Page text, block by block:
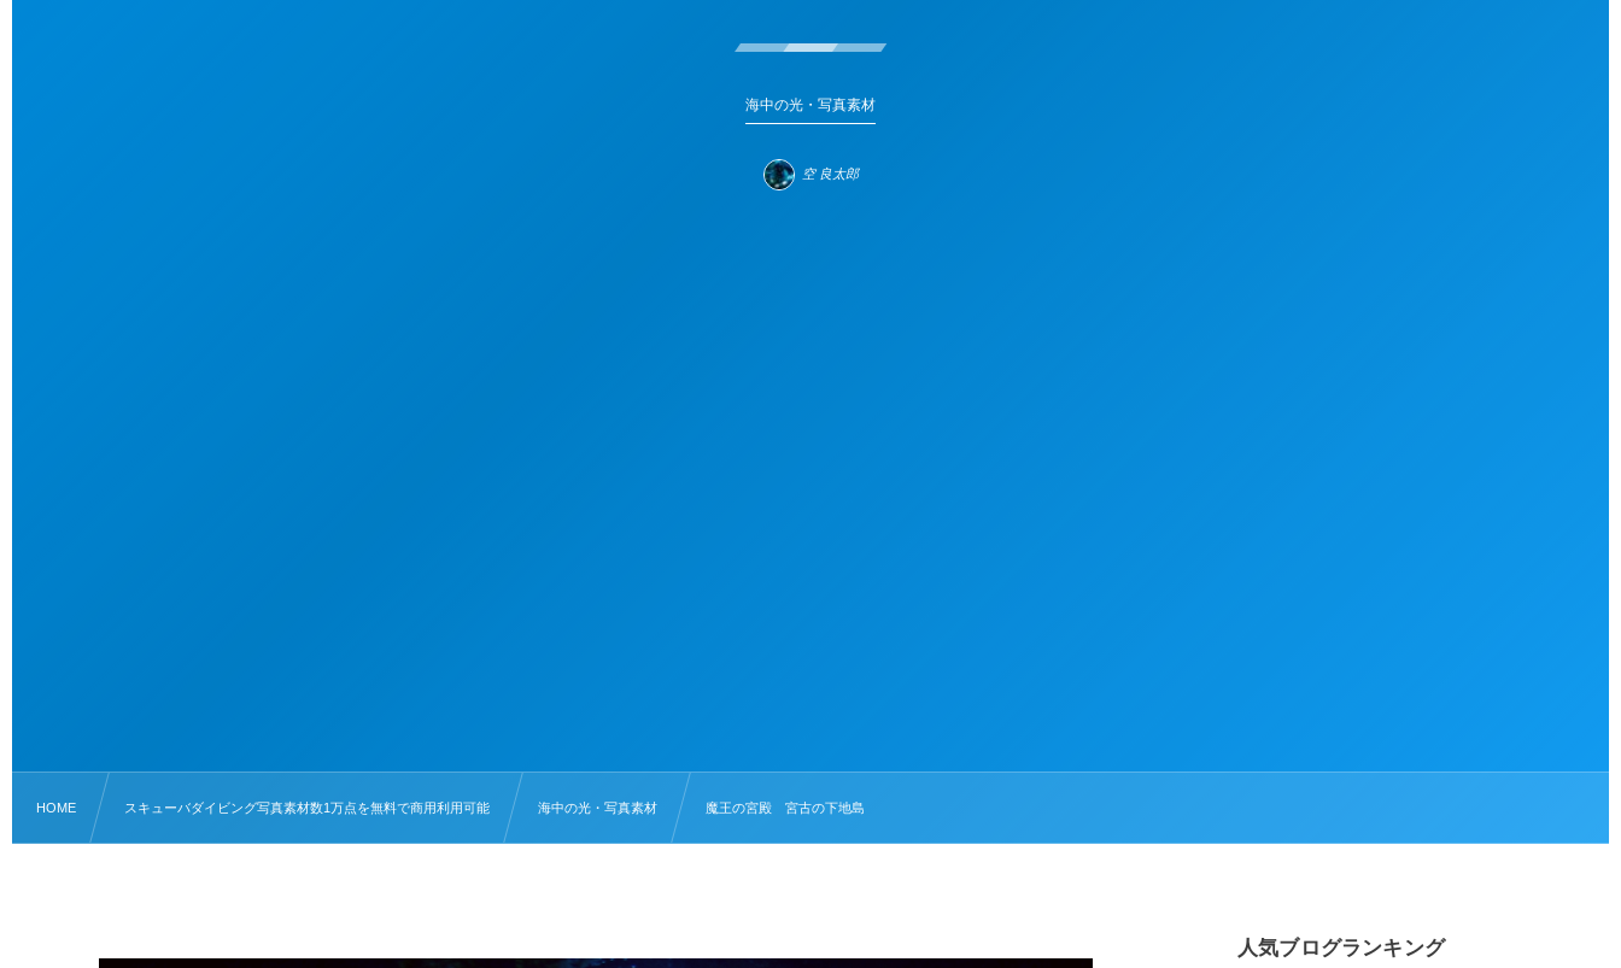
海中の光・写真素材
空 良太郎
HOME スキューバダイビング写真素材数1万点を無料で商用利用可能 海中の光・写真素材 魔王の宮殿 宮古の下地島
人気ブログランキング